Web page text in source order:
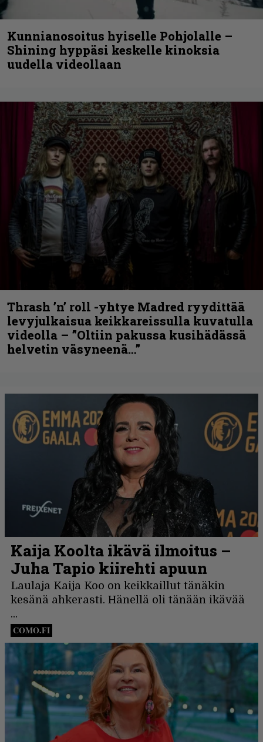
Kunnianosoitus hyiselle Pohjolalle –
Shining hyppäsi keskelle kinoksia
uudella videollaan
Thrash ’n’ roll -yhtye Madred ryydittää
levyjulkaisua keikkareissulla kuvatulla
videolla – ”Oltiin pakussa kusihädässä
helvetin väsyneenä…”